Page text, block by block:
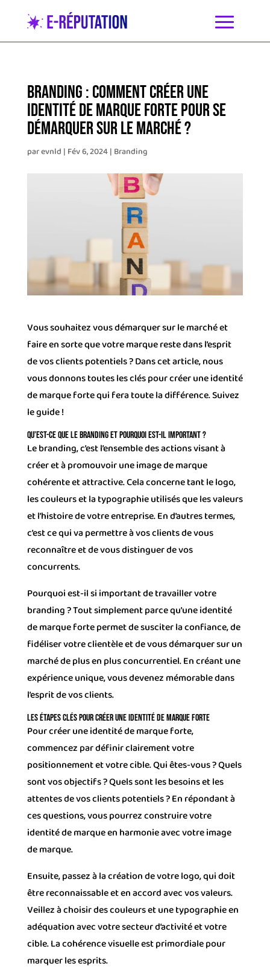
Branding : Comment créer une
identité de marque forte pour se
démarquer sur le marché ?
parevnld | Fév 6, 2024| Branding
Vous souhaitez vous démarquer sur le marché et
faire en sorte que votre marque reste dans l’esprit
de vos clients potentiels ? Dans cet article, nous
vous donnons toutes les clés pour créer une identité
de marque forte qui fera toute la différence. Suivez
le guide !
Qu’est-ce que le branding et pourquoi est-il important ?
Le branding, c’est l’ensemble des actions visant à
créer et à promouvoir une image de marque
cohérente et attractive. Cela concerne tant le logo,
les couleurs et la typographie utilisés que les valeurs
et l’histoire de votre entreprise. En d’autres termes,
c’est ce qui va permettre à vos clients de vous
reconnaître et de vous distinguer de vos
concurrents.
Pourquoi est-il si important de travailler votre
branding ? Tout simplement parce qu’une identité
de marque forte permet de susciter la confiance, de
fidéliser votre clientèle et de vous démarquer sur un
marché de plus en plus concurrentiel. En créant une
expérience unique, vous devenez mémorable dans
l’esprit de vos clients.
Les étapes clés pour créer une identité de marque forte
Pour créer une identité de marque forte,
commencez par définir clairement votre
positionnement et votre cible. Qui êtes-vous ? Quels
sont vos objectifs ? Quels sont les besoins et les
attentes de vos clients potentiels ? En répondant à
ces questions, vous pourrez construire votre
identité de marque en harmonie avec votre image
de marque.
Ensuite, passez à la création de votre logo, qui doit
être reconnaissable et en accord avec vos valeurs.
Veillez à choisir des couleurs et une typographie en
adéquation avec votre secteur d’activité et votre
cible. La cohérence visuelle est primordiale pour
marquer les esprits.